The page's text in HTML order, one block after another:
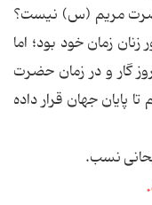
حضرت مریم (س) نیست؟
زمان خود بود؛ اما
گار و در زمان حضرت
پایان جهان قرار داده
نسب.